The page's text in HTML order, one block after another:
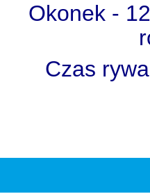
Okonek -
Czas